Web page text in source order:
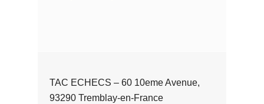
TAC ECHECS – 60 10eme Avenue,
93290 Tremblay-en-France